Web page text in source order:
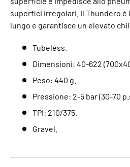
superfici irregolari. Il Thundero
lungo e garantisce un elevato
Tubeless.
Dimensioni: 40-622
Peso: 440 g.
Pressione: 2-5 bar (30-70
TPI: 210/375.
Gravel.